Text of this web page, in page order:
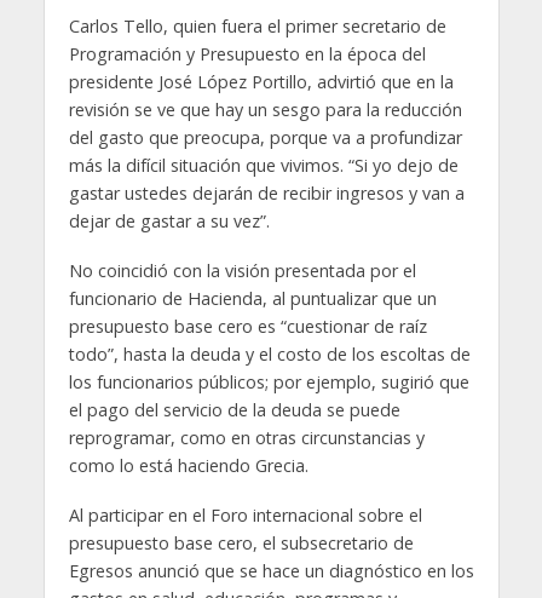
Carlos Tello, quien fuera el primer secretario de
Programación y Presupuesto en la época del
presidente José López Portillo, advirtió que en la
revisión se ve que hay un sesgo para la reducción
del gasto que preocupa, porque va a profundizar
más la difícil situación que vivimos. “Si yo dejo de
gastar ustedes dejarán de recibir ingresos y van a
dejar de gastar a su vez”.
No coincidió con la visión presentada por el
funcionario de Hacienda, al puntualizar que un
presupuesto base cero es “cuestionar de raíz
todo”, hasta la deuda y el costo de los escoltas de
los funcionarios públicos; por ejemplo, sugirió que
el pago del servicio de la deuda se puede
reprogramar, como en otras circunstancias y
como lo está haciendo Grecia.
Al participar en el Foro internacional sobre el
presupuesto base cero, el subsecretario de
Egresos anunció que se hace un diagnóstico en los